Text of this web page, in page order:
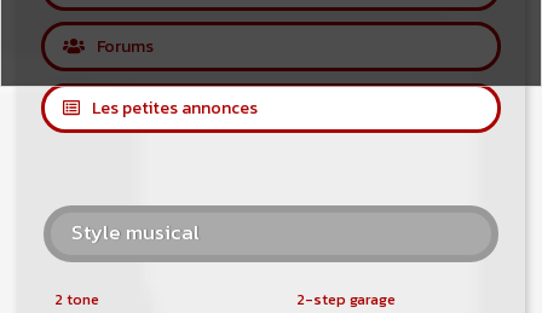
Forums
Les petites annonces
Style musical
2 tone
2-step garage